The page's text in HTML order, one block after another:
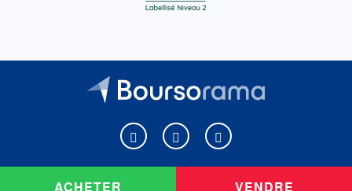
ACHETER VENDRE
Boursorama sur Facebook
Boursorama sur XBoursorama sur